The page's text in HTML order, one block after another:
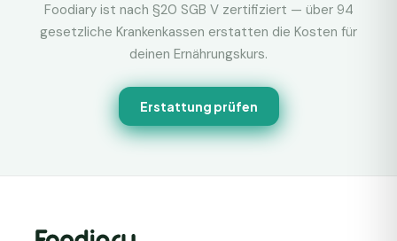
Foodiary ist nach §20 SGB V zertifiziert — über 94
gesetzliche Krankenkassen erstatten die Kosten für
deinen Ernährungskurs.
Erstattung prüfen